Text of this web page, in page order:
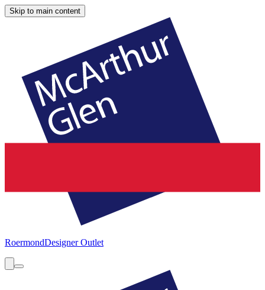
Skip to main content
RoermondDesigner Outlet